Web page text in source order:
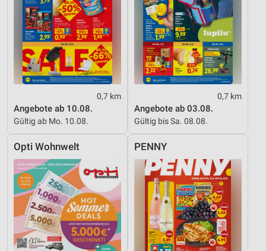
0,7 km
Angebote ab 10.08.
Gültig ab Mo. 10.08.
0,7 km
Angebote ab 03.08.
Gültig bis Sa. 08.08.
Opti Wohnwelt PENNY